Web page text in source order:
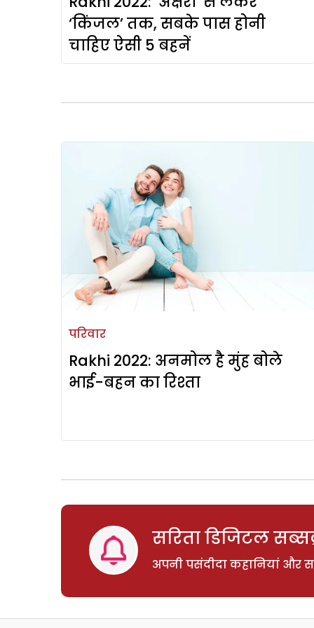
‘किंजल’ तक, सबके पास होनी
चाहिए ऐसी 5 बहनें
परिवार
Rakhi 2022: अनमोल है मुंह बोले
भाई-बहन का रिश्ता
सरिता डिजिटल
अपनी पसंदीदा कहानियां और